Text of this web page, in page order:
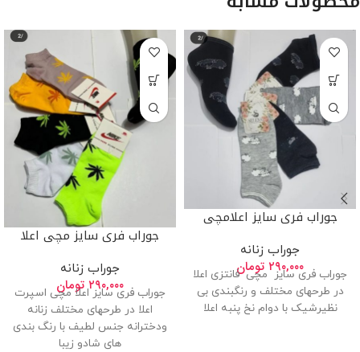
جوراب فری سایز اعلامچی
جوراب زنانه
۲۹۰,۰۰۰ تومان
جوراب فری سایز مچی فانتزی اعلا
در طرحهای مختلف و رنگبندی بی
نظیرشیک با دوام نخ پنبه اعلا
جوراب فری سایز مچی اعلا
جوراب زنانه
۲۹۰,۰۰۰ تومان
جوراب فری سایز اعلا مچی اسپرت
اعلا در طرحهای مختلف زنانه
ودخترانه جنس لطیف با رنگ بندی
های شادو زیبا